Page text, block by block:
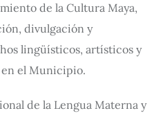
de la Cultura Maya,
divulgación y
lingüísticos, artísticos y
el Municipio.
de la Lengua Materna y